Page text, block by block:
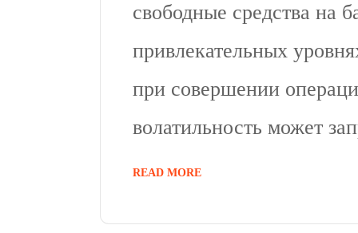
свободные средства на
привлекательных
при совершении
волатильность может
READ MORE